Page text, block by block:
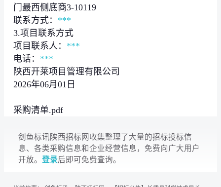
门最西侧底商3-10119
联系方式： ***
3.项目联系方式
项目联系人： ***
电话： ***
陕西开莱项目管理有限公司
2026年06月01日
采购清单.pdf
剑鱼标讯陕西招标网收集整理了大量的招标投标信
息、各类采购信息和企业经营信息，免费向广大用户
开放。 登录后即可免费查询。